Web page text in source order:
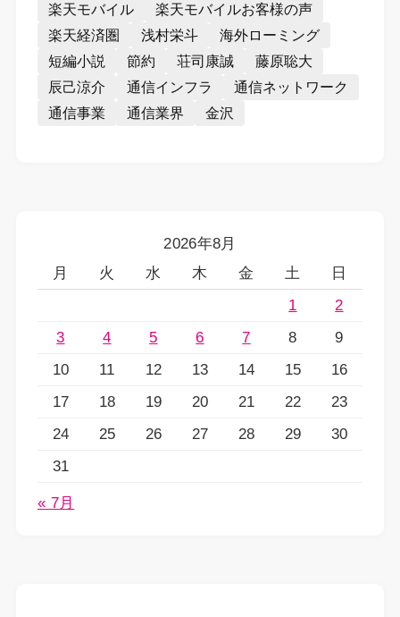
楽天モバイル
楽天モバイルお客様の声
楽天経済圏
浅村栄斗
海外ローミング
短編小説
節約 荘司康誠
藤原聡大
辰己涼介
通信インフラ
通信ネットワーク
通信事業
通信業界 金沢
2026年8月
月
火 水 木 金 土
日
1
2
3
4 5 6 7 8
9
10
11 12 13 14 15
16
17
18 19 20 21 22
23
24
25 26 27 28 29
30
31
« 7月